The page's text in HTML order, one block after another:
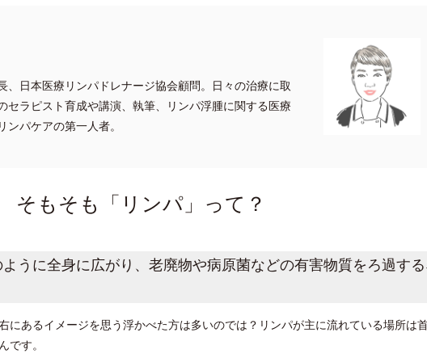
、日本医療リンパドレナージ協会顧問。日々の治療に取
セラピスト育成や講演、執筆、リンパ浮腫に関する医療
パケアの第一人者。
そもそも「リンパ」って？
ように全身に広がり、老廃物や病原菌などの有害物質をろ過す
にあるイメージを思う浮かべた方は多いのでは？リンパが主に流れている場所は
です。